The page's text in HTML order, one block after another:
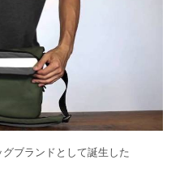
ブランドとして誕生した